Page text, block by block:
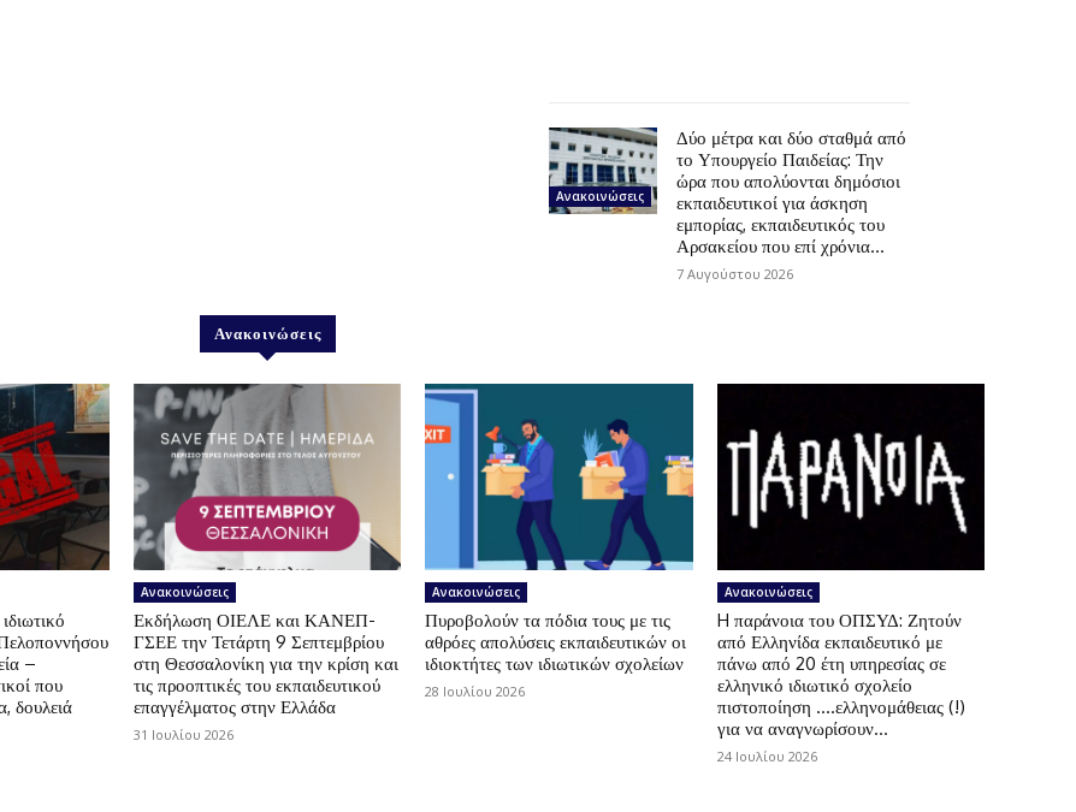
Ανακοινώσεις
Δύο μέτρα και δύο σταθμά από
το Υπουργείο Παιδείας: Την
ώρα που απολύονται δημόσιοι
εκπαιδευτικοί για άσκηση
εμπορίας, εκπαιδευτικός του
Αρσακείου που επί χρόνια...
7 Αυγούστου 2026
Ανακοινώσεις
–
που
δουλειά
Ανακοινώσεις
Εκδήλωση ΟΙΕΛΕ και ΚΑΝΕΠ-
ΓΣΕΕ την Τετάρτη 9 Σεπτεμβρίου
στη Θεσσαλονίκη για την κρίση και
τις προοπτικές του εκπαιδευτικού
επαγγέλματος στην Ελλάδα
31 Ιουλίου 2026
Ανακοινώσεις
Πυροβολούν τα πόδια τους με τις
αθρόες απολύσεις εκπαιδευτικών οι
ιδιοκτήτες των ιδιωτικών σχολείων
28 Ιουλίου 2026
Ανακοινώσεις
H παράνοια του ΟΠΣΥΔ: Ζητούν
από Ελληνίδα εκπαιδευτικό με
πάνω από 20 έτη υπηρεσίας σε
ελληνικό ιδιωτικό σχολείο
πιστοποίηση ….ελληνομάθειας (!)
για να αναγνωρίσουν...
24 Ιουλίου 2026